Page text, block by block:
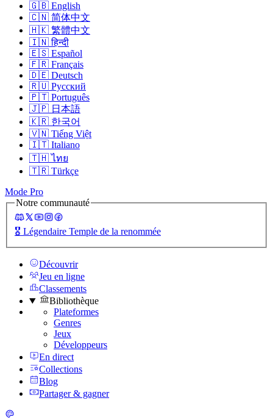
🇬🇧 English
🇨🇳 简体中文
🇭🇰 繁體中文
🇮🇳 हिन्दी
🇪🇸 Español
🇫🇷 Français
🇩🇪 Deutsch
🇷🇺 Русский
🇵🇹 Português
🇯🇵 日本語
🇰🇷 한국어
🇻🇳 Tiếng Việt
🇮🇹 Italiano
🇹🇭 ไทย
🇹🇷 Türkçe
Mode Pro
Notre communauté
🎖️ Légendaire Temple de la renommée
Découvrir
Jeu en ligne
Classements
Bibliothèque
Plateformes
Genres
Jeux
Développeurs
En direct
Collections
Blog
Partager & gagner